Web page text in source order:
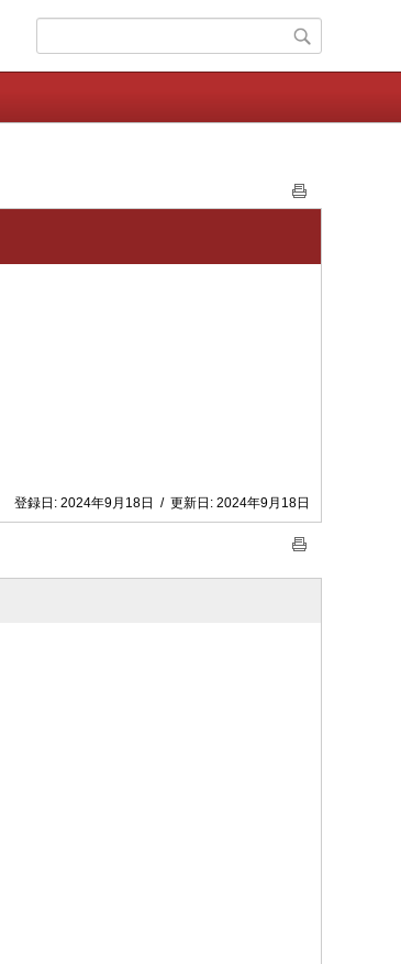
登録日: 2024年9月18日 / 更新日: 2024年9月18日